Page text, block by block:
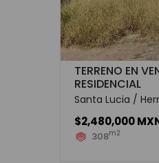
TERRENO EN
RESIDENCIAL
Santa Lucia /
$2,480,000
308m2